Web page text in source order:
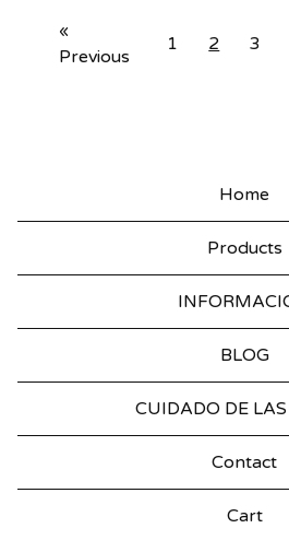
«
Previous
1 2 3
Home
Products
BLOG
CUIDADO DE
Contact
Cart